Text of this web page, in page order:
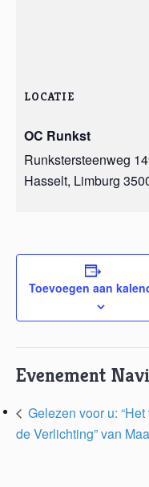
LOCATIE
OC Runkst
Runkstersteenweg
Hasselt, Limburg
Toevoegen aan
Evenement
Gelezen voor u:
de Verlichting” van